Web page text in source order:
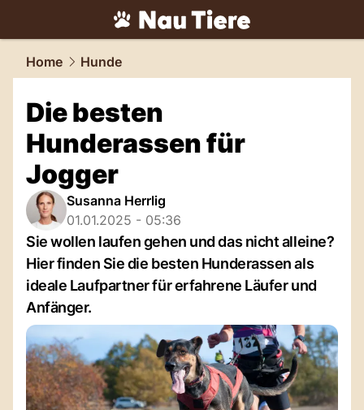
tiere.NAU.ch
Home Hunde
Die besten
Hunderassen für
Jogger
Susanna Herrlig
01.01.2025 - 05:36
Sie wollen laufen gehen und das nicht alleine?
Hier finden Sie die besten Hunderassen als
ideale Laufpartner für erfahrene Läufer und
Anfänger.